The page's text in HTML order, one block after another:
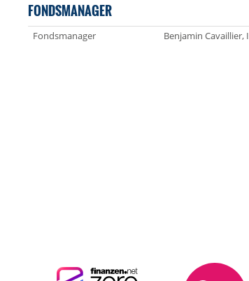
FONDSMANAGER
Fondsmanager Benjamin Cavaillier,